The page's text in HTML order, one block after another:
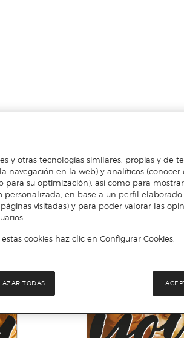
y otras tecnologías similares, propias y de
navegación en la web) y analíticos (conocer
para su optimización), así como para
en base a un perfil
visitadas) y para poder valorar las
cookies haz clic en Configurar Cookies.
TODAS